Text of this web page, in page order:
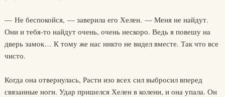
— Не беспокойся, — заверила его Хелен. — Меня не найдут.
Они и тебя-то найдут очень, очень нескоро. Ведь я повешу на
дверь замок… К тому же нас никто не видел вместе. Так что все
чисто.
Когда она отвернулась, Расти изо всех сил выбросил вперед
связанные ноги. Удар пришелся Хелен в колени, и она упала. Он